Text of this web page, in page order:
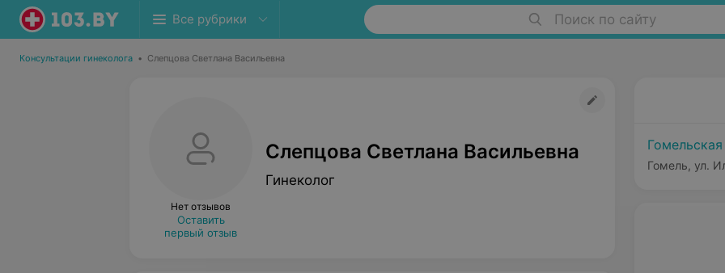
Все рубрики Поиск по сайту
Консультации гинеколога • Слепцова Светлана Васильевна
Нет отзывов
Оставить
первый отзыв
Слепцова Светлана Васильевна
Гинеколог
Гомель, ул.